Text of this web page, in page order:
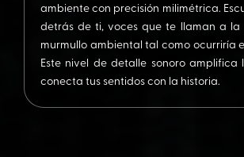
ambiente con precisión milimétrica.
detrás de ti, voces que te llaman a la
murmullo ambiental tal como ocurriría
Este nivel de detalle sonoro amplifica
conecta tus sentidos con la historia.